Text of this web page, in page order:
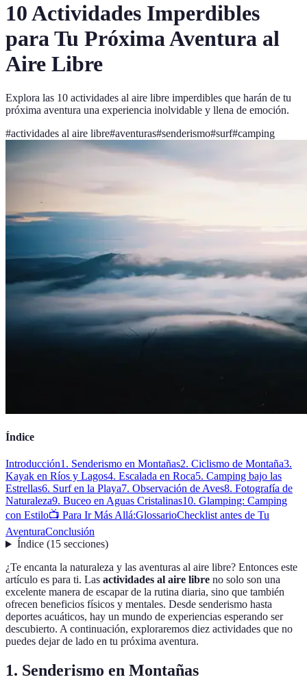
10 Actividades Imperdibles
para Tu Próxima Aventura al
Aire Libre
Explora las 10 actividades al aire libre imperdibles que harán de tu
próxima aventura una experiencia inolvidable y llena de emoción.
#actividades al aire libre#aventuras#senderismo#surf#camping
Índice
Introducción1. Senderismo en Montañas2. Ciclismo de Montaña3.
Kayak en Ríos y Lagos4. Escalada en Roca5. Camping bajo las
Estrellas6. Surf en la Playa7. Observación de Aves8. Fotografía de
Naturaleza9. Buceo en Aguas Cristalinas10. Glamping: Camping
con Estilo📺 Para Ir Más Allá:GlossarioChecklist antes de Tu
AventuraConclusión
Índice(15 secciones)
¿Te encanta la naturaleza y las aventuras al aire libre? Entonces este
artículo es para ti. Las actividades al aire libre no solo son una
excelente manera de escapar de la rutina diaria, sino que también
ofrecen beneficios físicos y mentales. Desde senderismo hasta
deportes acuáticos, hay un mundo de experiencias esperando ser
descubierto. A continuación, exploraremos diez actividades que no
puedes dejar de lado en tu próxima aventura.
1. Senderismo en Montañas